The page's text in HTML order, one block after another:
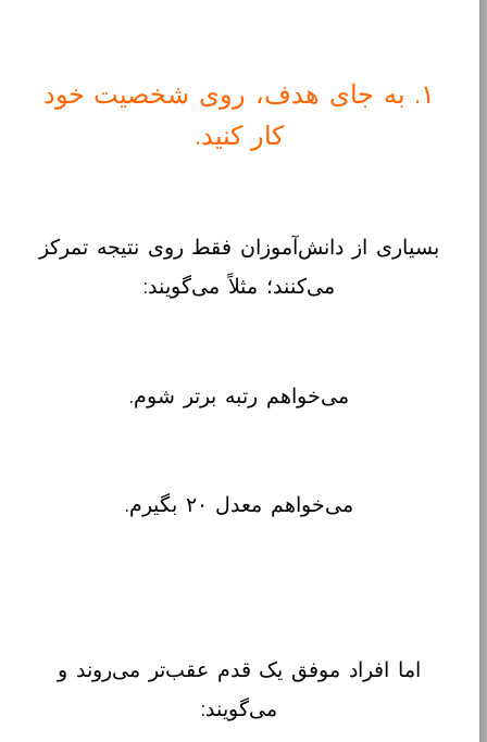
۱. به جای هدف، روی شخصیت خود
کار کنید.
بسیاری از دانش‌آموزان فقط روی نتیجه تمرکز
می‌کنند؛ مثلاً می‌گویند:
می‌خواهم رتبه برتر شوم.
می‌خواهم معدل ۲۰ بگیرم.
اما افراد موفق یک قدم عقب‌تر می‌روند و
می‌گویند: